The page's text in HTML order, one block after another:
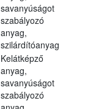
savanyúságot
szabályozó
anyag,
szilárdítóanyag
Kelátképző
anyag,
savanyúságot
szabályozó